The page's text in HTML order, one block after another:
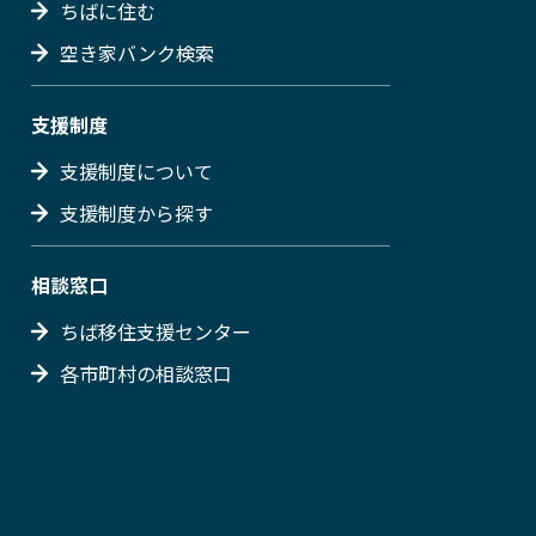
ちばに住む
空き家バンク検索
支援制度
支援制度について
支援制度から探す
相談窓口
ちば移住支援センター
各市町村の相談窓口